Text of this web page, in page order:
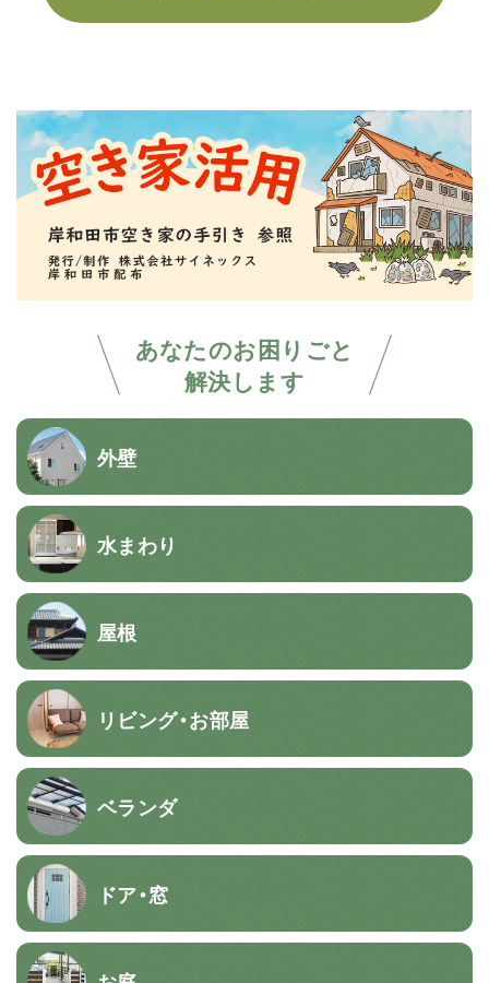
あなたのお困りごと
解決します
外壁
水まわり
屋根
リビング・お部屋
ベランダ
ドア・窓